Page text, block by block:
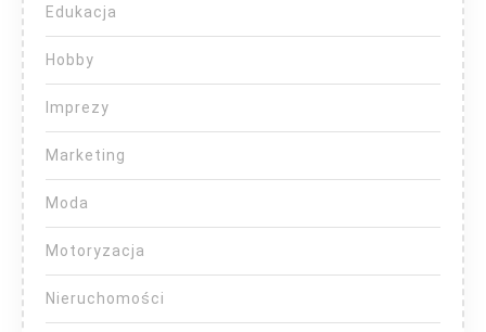
Edukacja
Hobby
Imprezy
Marketing
Moda
Motoryzacja
Nieruchomości